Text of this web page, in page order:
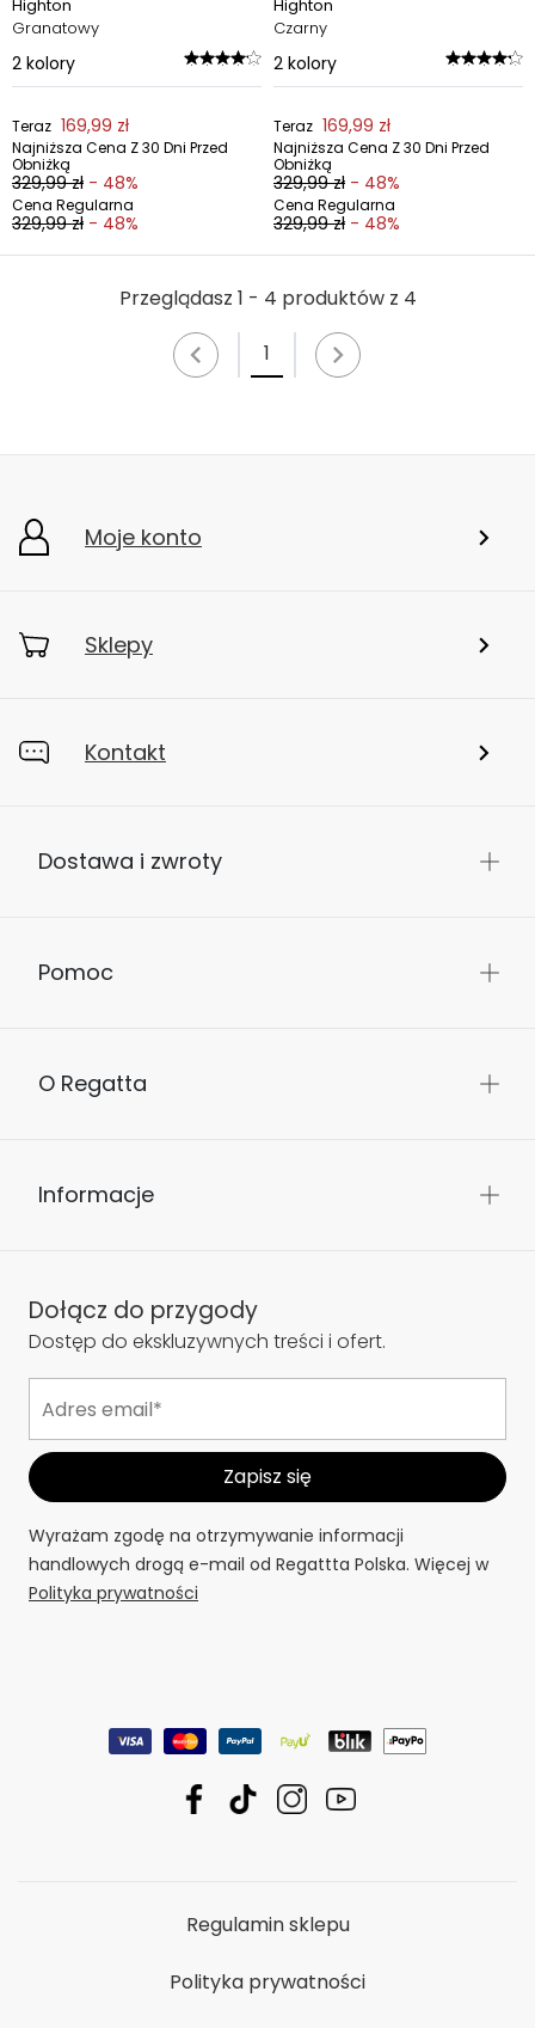
Highton
Granatowy
2 kolory
Teraz 169,99 zł
Najniższa Cena Z 30 Dni Przed
Obniżką
329,99 zł - 48%
Cena Regularna
329,99 zł - 48%
Highton
Czarny
2 kolory
Teraz 169,99 zł
Najniższa Cena Z 30 Dni Przed
Obniżką
329,99 zł - 48%
Cena Regularna
329,99 zł - 48%
Przeglądasz 1 - 4 produktów z 4
1
Moje konto
Sklepy
Kontakt
Dostawa i zwroty
Pomoc
O Regatta
Informacje
Dołącz do przygody
Dostęp do ekskluzywnych treści i ofert.
Wyrażam zgodę na otrzymywanie informacji
handlowych drogą e-mail od Regattta Polska. Więcej w
Polityka prywatności
Regulamin sklepu
Polityka prywatności